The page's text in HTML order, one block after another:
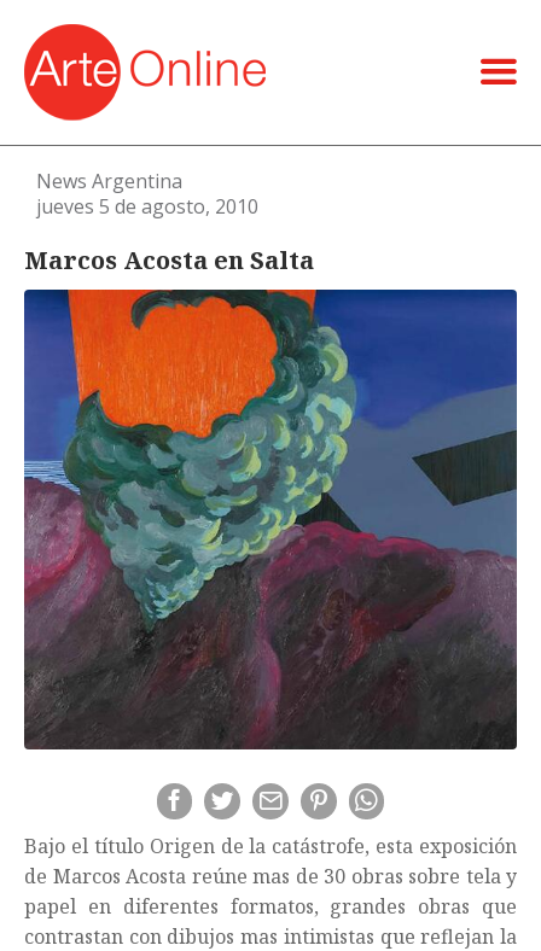
News Argentina
jueves 5 de agosto, 2010
Marcos Acosta en Salta
Bajo el título Origen de la catástrofe, esta exposición
de Marcos Acosta reúne mas de 30 obras sobre tela y
papel en diferentes formatos, grandes obras que
contrastan con dibujos mas intimistas que reflejan la